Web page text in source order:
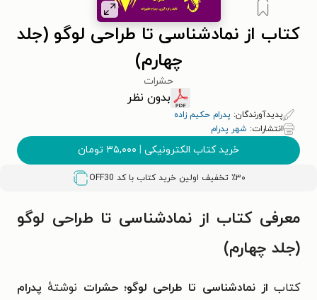
کتاب از نمادشناسی تا طراحی لوگو (جلد
چهارم)
حشرات
بدون نظر
پدیدآورندگان: پدرام حکیم زاده
انتشارات: شهر پدرام
خرید کتاب الکترونیکی | ۳۵,۰۰۰ تومان
٪۳۰ تخفیف اولین خرید کتاب با کد OFF30
معرفی کتاب از نمادشناسی تا طراحی لوگو
(جلد چهارم)
کتاب از نمادشناسی تا طراحی لوگو؛ حشرات نوشتهٔ پدرام